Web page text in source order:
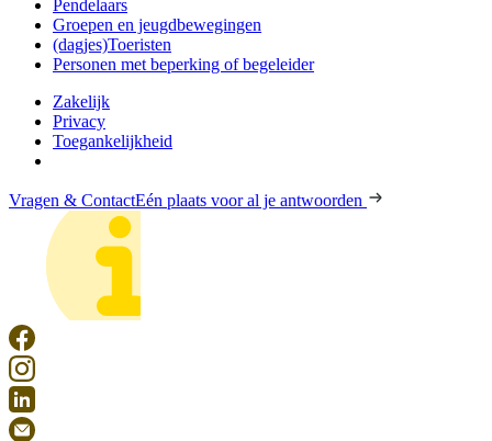
Pendelaars
Groepen en jeugdbewegingen
(dagjes)Toeristen
Personen met beperking of begeleider
Zakelijk
Privacy
Toegankelijkheid
Vragen & ContactEén plaats voor al je antwoorden